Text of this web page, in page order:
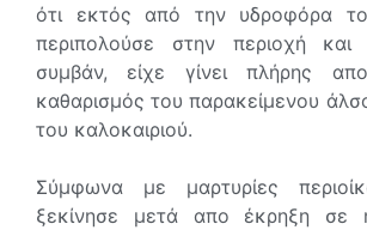
ότι εκτός από την υδροφόρα
περιπολούσε στην περιοχή
συμβάν, είχε γίνει πλήρης
καθαρισμός του παρακείμενου
του καλοκαιριού.
Σύμφωνα με μαρτυρίες
ξεκίνησε μετά απο έκρηξη σε